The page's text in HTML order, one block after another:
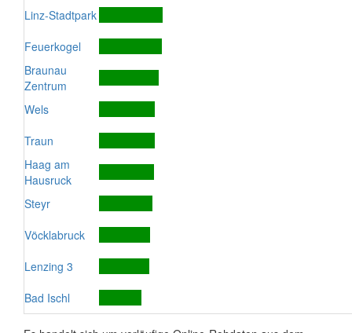
Linz-Stadtpark
Feuerkogel
Braunau
Zentrum
Wels
Traun
Haag am
Hausruck
Steyr
Vöcklabruck
Lenzing 3
Bad Ischl